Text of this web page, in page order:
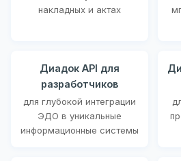
накладных и актах
Диадок API для
разработчиков
для глубокой интеграции
ЭДО в уникальные
информационные системы